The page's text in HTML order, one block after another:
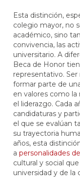
Esta distinción,
colegio mayor, no
académico, sino
convivencia, las
universitario. A
Beca de Honor
representativo.
formar parte de
en valores como
el liderazgo. Cada
candidaturas y
el que se evalúan
su trayectoria
años, esta
a personalidades
cultural y social
universidad y de la